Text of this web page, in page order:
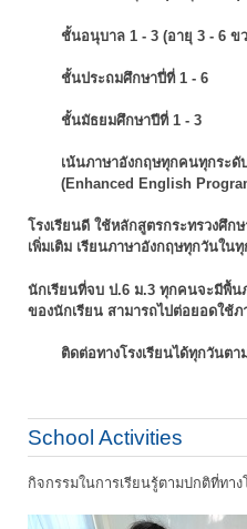
ชั้นอนุบาล 1 - 3 (อายุ 3 - 6 ข
ชั้นประถมศึกษาปี่ที่ 1 - 6
ชั้นมัธยมศึกษาปีที่ 1 - 3
เน้นภาษาอังกฤษทุกคนทุกระ
(Enhanced English
โรงเรียนดี ใช้หลักสูตรกระทรวงศึก
เพิ่มเติม เรียนภาษาอังกฤษทุกวันใน
นักเรียนที่จบ ป.6 ม.3 ทุกคนจะมีพื้น
ของนักเรียน สามารถไปต่อยอดใช้
ติดต่อทางโรงเรียนได้ทุกวันตา
School Activities
กิจกรรมในการเรียนรู้ตามปกติที่ทา